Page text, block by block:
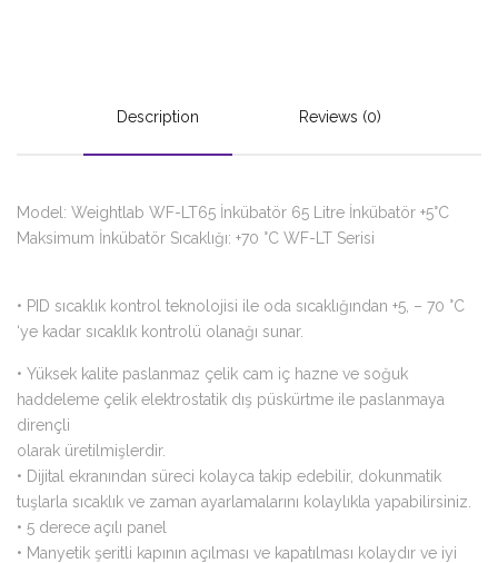
Description Reviews (0)
Model: Weightlab WF-LT65 İnkübatör 65 Litre İnkübatör +5°C
Maksimum İnkübatör Sıcaklığı: +70 °C WF-LT Serisi
• PID sıcaklık kontrol teknolojisi ile oda sıcaklığından +5, – 70 °C
‘ye kadar sıcaklık kontrolü olanağı sunar.
• Yüksek kalite paslanmaz çelik cam iç hazne ve soğuk
haddeleme çelik elektrostatik dış püskürtme ile paslanmaya
dirençli
olarak üretilmişlerdir.
• Dijital ekranından süreci kolayca takip edebilir, dokunmatik
tuşlarla sıcaklık ve zaman ayarlamalarını kolaylıkla yapabilirsiniz.
• 5 derece açılı panel
• Manyetik şeritli kapının açılması ve kapatılması kolaydır ve iyi